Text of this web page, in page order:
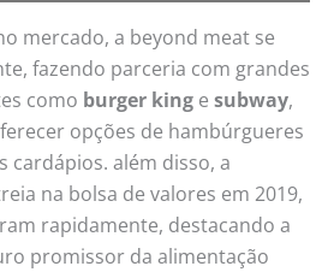
mercado, a beyond meat se
fazendo parceria com grandes
como burger king e subway,
opções de hambúrgueres
cardápios. além disso, a
na bolsa de valores em 2019,
rapidamente, destacando a
promissor da alimentação